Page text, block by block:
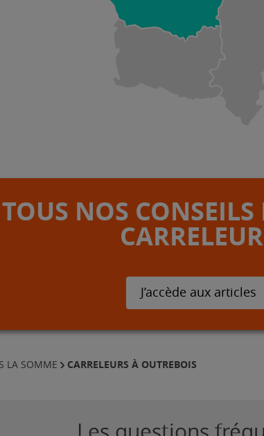
NOS
J’accède aux articles
LA SOMME CARRELEURS À OUTREBOIS